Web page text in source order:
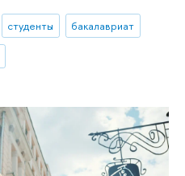
студенты бакалавриат